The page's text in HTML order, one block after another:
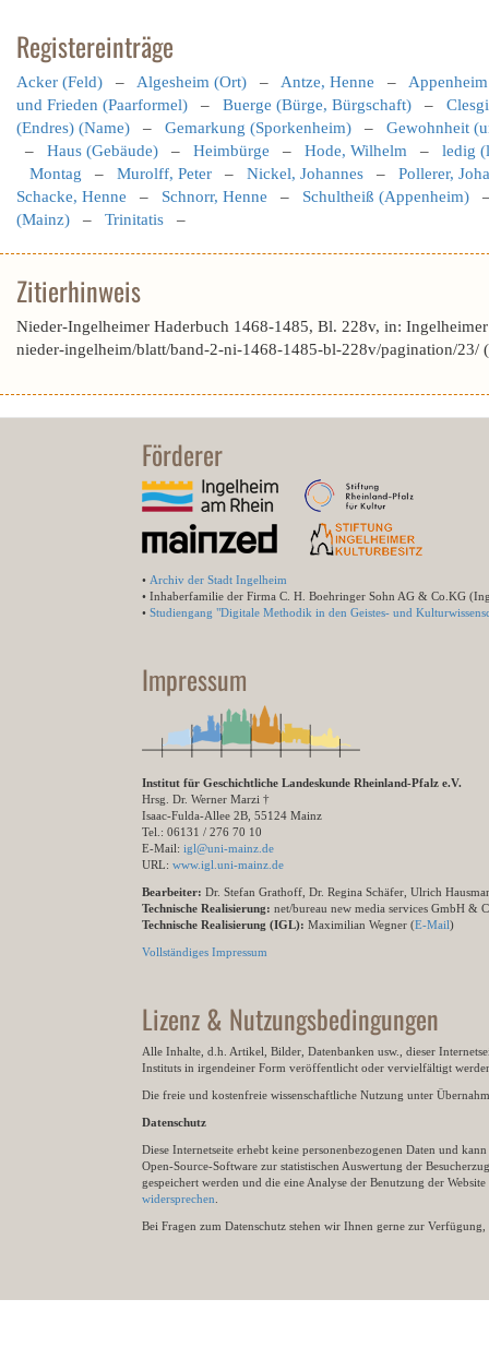
Registereinträge
Acker (Feld) – Algesheim (Ort) – Antze, Henne –
und Frieden (Paarformel) – Buerge (Bürge, Bürgschaft) –
(Endres) (Name) – Gemarkung (Sporkenheim) – Gewohnheit
– Haus (Gebäude) – Heimbürge – Hode, Wilhelm – ledig
Montag – Murolff, Peter – Nickel, Johannes – Pollerer,
Schacke, Henne – Schnorr, Henne – Schultheiß (Appenheim)
(Mainz) – Trinitatis –
Zitierhinweis
Nieder-Ingelheimer Haderbuch 1468-1485, Bl. 228v, in:
nieder-ingelheim/blatt/band-2-ni-1468-1485-bl-228v/pagination/23/
Förderer
• Archiv der Stadt Ingelheim
• Inhaberfamilie der Firma C. H. Boehringer Sohn AG & Co.KG
• Studiengang "Digitale Methodik in den Geistes- und
Impressum
Institut für Geschichtliche Landeskunde Rheinland-Pfalz e.V.
Hrsg. Dr. Werner Marzi †
Isaac-Fulda-Allee 2B, 55124 Mainz
Tel.: 06131 / 276 70 10
E-Mail: igl@uni-mainz.de
URL: www.igl.uni-mainz.de
Bearbeiter: Dr. Stefan Grathoff, Dr. Regina Schäfer, Ulrich
Technische Realisierung: net/bureau new media services GmbH &
Technische Realisierung (IGL): Maximilian Wegner (E-Mail)
Vollständiges Impressum
Lizenz & Nutzungsbedingungen
Alle Inhalte, d.h. Artikel, Bilder, Datenbanken usw., dieser
Instituts in irgendeiner Form veröffentlicht oder vervielfältigt
Die freie und kostenfreie wissenschaftliche Nutzung unter
Datenschutz
Diese Internetseite erhebt keine personenbezogenen Daten und
Open-Source-Software zur statistischen Auswertung der
gespeichert werden und die eine Analyse der Benutzung der
widersprechen
Bei Fragen zum Datenschutz stehen wir Ihnen gerne zur